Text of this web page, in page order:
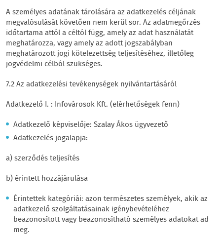
A személyes adatának tárolására az adatkezelés céljának
megvalósulását követően nem kerül sor. Az adatmegőrzés
időtartama attól a céltól függ, amely az adat használatát
meghatározza, vagy amely az adott jogszabályban
meghatározott jogi kötelezettség teljesítéséhez, illetőleg
jogvédelmi célból szükséges.
7.2 Az adatkezelési tevékenységek nyilvántartásáról
Adatkezelő I. : Infovárosok Kft. (elérhetőségek fenn)
Adatkezelő képviselője: Szalay Ákos ügyvezető
Adatkezelés jogalapja:
a) szerződés teljesítés
b) érintett hozzájárulása
Érintettek kategóriái: azon természetes személyek, akik az
adatkezelő szolgáltatásainak igénybevételéhez
beazonosított vagy beazonosítható személyes adatokat ad
meg.